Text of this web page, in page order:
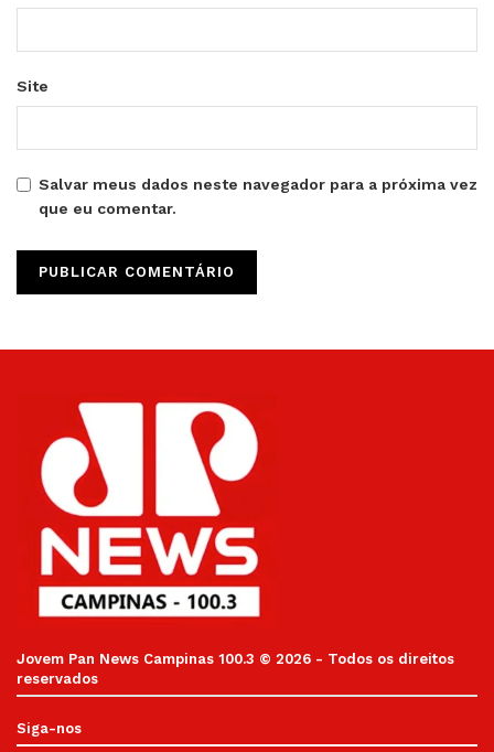
Site
Salvar meus dados neste navegador para a próxima vez
que eu comentar.
Jovem Pan News Campinas 100.3 © 2026 - Todos os direitos
reservados
Siga-nos